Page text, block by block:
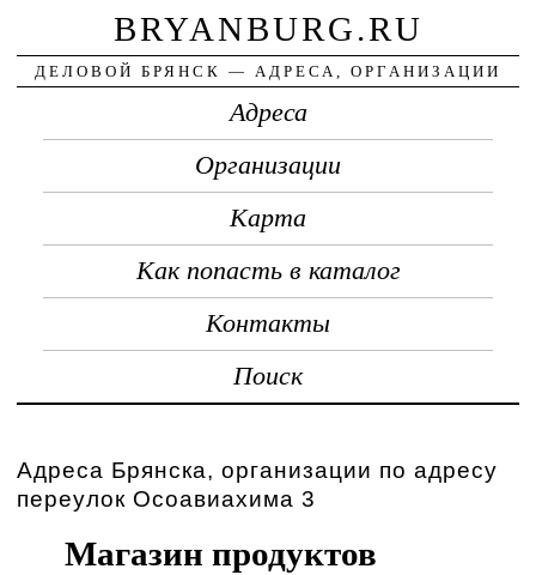
BRYANBURG.RU
ДЕЛОВОЙ БРЯНСК — АДРЕСА, ОРГАНИЗАЦИИ
Адреса
Организации
Карта
Как попасть в каталог
Контакты
Поиск
Адреса Брянска, организации по адресу
переулок Осоавиахима 3
Магазин продуктов